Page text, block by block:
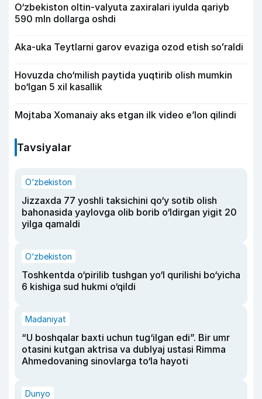
O‘zbekiston oltin-valyuta zaxiralari iyulda qariyb
590 mln dollarga oshdi
Aka-uka Teytlarni garov evaziga ozod etish soʻraldi
Hovuzda cho‘milish paytida yuqtirib olish mumkin
bo‘lgan 5 xil kasallik
Mojtaba Xomanaiy aks etgan ilk video e’lon qilindi
Tavsiyalar
O‘zbekiston
Jizzaxda 77 yoshli taksichini qo‘y sotib olish
bahonasida yaylovga olib borib o‘ldirgan yigit 20
yilga qamaldi
O‘zbekiston
Toshkentda o‘pirilib tushgan yo‘l qurilishi bo‘yicha
6 kishiga sud hukmi o‘qildi
Madaniyat
“U boshqalar baxti uchun tug‘ilgan edi”. Bir umr
otasini kutgan aktrisa va dublyaj ustasi Rimma
Ahmedovaning sinovlarga to‘la hayoti
Dunyo